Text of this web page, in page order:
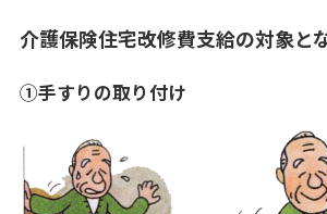
介護保険住宅改修費支給の対象と
①手すりの取り付け